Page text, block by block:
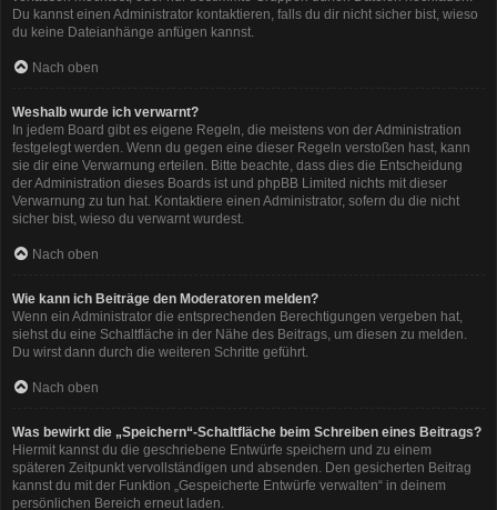
Du kannst einen Administrator kontaktieren, falls du dir nicht sicher bist, wieso
du keine Dateianhänge anfügen kannst.
Nach oben
Weshalb wurde ich verwarnt?
In jedem Board gibt es eigene Regeln, die meistens von der Administration
festgelegt werden. Wenn du gegen eine dieser Regeln verstoßen hast, kann
sie dir eine Verwarnung erteilen. Bitte beachte, dass dies die Entscheidung
der Administration dieses Boards ist und phpBB Limited nichts mit dieser
Verwarnung zu tun hat. Kontaktiere einen Administrator, sofern du die nicht
sicher bist, wieso du verwarnt wurdest.
Nach oben
Wie kann ich Beiträge den Moderatoren melden?
Wenn ein Administrator die entsprechenden Berechtigungen vergeben hat,
siehst du eine Schaltfläche in der Nähe des Beitrags, um diesen zu melden.
Du wirst dann durch die weiteren Schritte geführt.
Nach oben
Was bewirkt die „Speichern“-Schaltfläche beim Schreiben eines Beitrags?
Hiermit kannst du die geschriebene Entwürfe speichern und zu einem
späteren Zeitpunkt vervollständigen und absenden. Den gesicherten Beitrag
kannst du mit der Funktion „Gespeicherte Entwürfe verwalten“ in deinem
persönlichen Bereich erneut laden.